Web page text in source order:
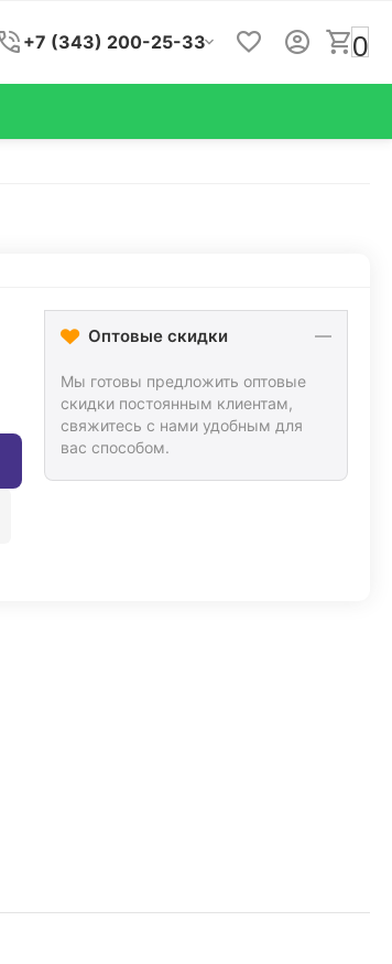
+7 (343) 200-25-33 0
Оптовые скидки
Мы готовы предложить оптовые
скидки постоянным клиентам,
свяжитесь с нами удобным для
вас способом.